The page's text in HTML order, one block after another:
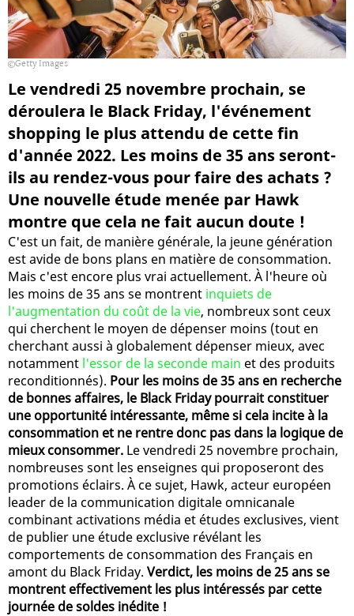
Getty Images
Le vendredi 25 novembre prochain, se
déroulera le Black Friday, l'événement
shopping le plus attendu de cette fin
d'année 2022. Les moins de 35 ans seront-
ils au rendez-vous pour faire des achats ?
Une nouvelle étude menée par Hawk
montre que cela ne fait aucun doute !
C'est un fait, de manière générale, la jeune génération
est avide de bons plans en matière de consommation.
Mais c'est encore plus vrai actuellement. À l'heure où
les moins de 35 ans se montrent inquiets de
l'augmentation du coût de la vie, nombreux sont ceux
qui cherchent le moyen de dépenser moins (tout en
cherchant aussi à globalement dépenser mieux, avec
notamment l'essor de la seconde main et des produits
reconditionnés). Pour les moins de 35 ans en recherche
de bonnes affaires, le Black Friday pourrait constituer
une opportunité intéressante, même si cela incite à la
consommation et ne rentre donc pas dans la logique de
mieux consommer. Le vendredi 25 novembre prochain,
nombreuses sont les enseignes qui proposeront des
promotions éclairs. À ce sujet, Hawk, acteur européen
leader de la communication digitale omnicanale
combinant activations média et études exclusives, vient
de publier une étude exclusive révélant les
comportements de consommation des Français en
amont du Black Friday. Verdict, les moins de 25 ans se
montrent effectivement les plus intéressés par cette
journée de soldes inédite !